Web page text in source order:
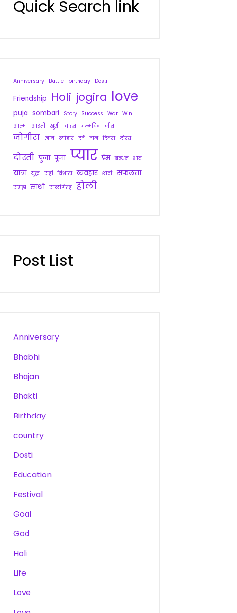
Quick Search link
Anniversary Battle birthday Dosti
Friendship Holi jogira love
puja sombari Story Success War
Win
आत्मा
आरती खुशी चाहत जन्मदिन जीत
जोगीरा ज्ञान त्योहार दर्द दान दिवस दोस्त
दोस्ती पुजा पूजा प्यार प्रेम बन्धन भाव
यात्रा युद्ध राही विश्वास व्यवहार शादी सफलता
समझ साथी सालगिरह होली
Post List
Anniversary
Bhabhi
Bhajan
Bhakti
Birthday
country
Dosti
Education
Festival
Goal
God
Holi
Life
Love